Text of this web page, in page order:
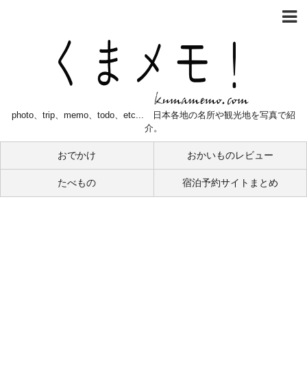
photo、trip、memo、todo、etc... 日本各地の名所や観光地を写真で紹
介。
おでかけ おかいものレビュー
たべもの 宿泊予約サイトまとめ